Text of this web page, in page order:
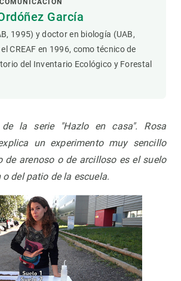
García
1995) y doctor en biología (UAB,
CREAF en 1996, como técnico de
del Inventario Ecológico y Forestal
de la serie "Hazlo en casa". Rosa
un experimento muy sencillo
de arenoso o de arcilloso es el suelo
del patio de la escuela.